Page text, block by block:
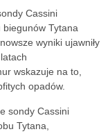
Cassini
Tytana
wyniki ujawniły
wskazuje na to,
opadów.
sondy Cassini
Tytana,